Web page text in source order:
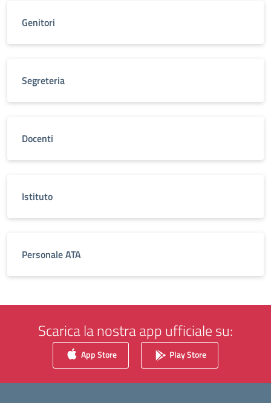
Genitori
Segreteria
Docenti
Istituto
Personale ATA
Scarica la nostra app ufficiale su:
App Store Play Store